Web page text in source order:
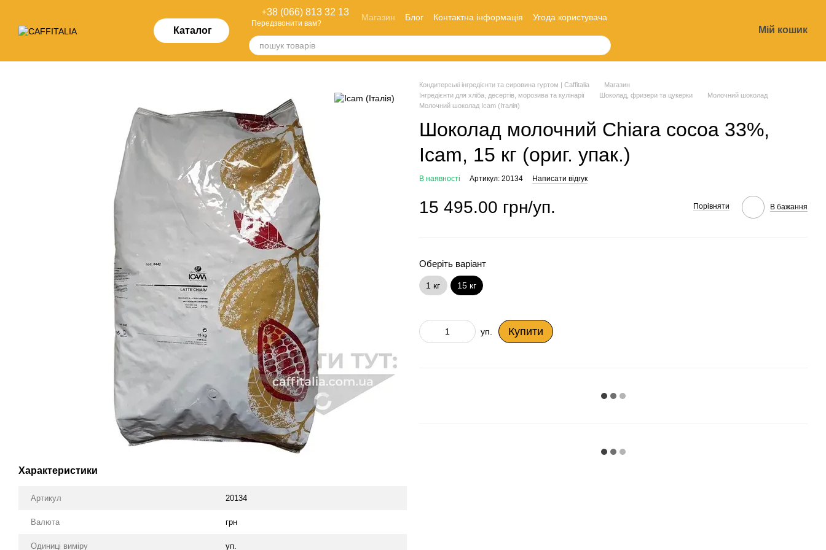
Каталог
+38 (066) 813 32 13
Передзвонити вам?
Магазин Блог Контактна інформація
Угода користувача
Мій кошик
Характеристики
Артикул 20134
Валюта грн
Одиниці виміру уп.
Кондитерські інгредієнти та сировина гуртом | Caffitalia
Магазин
Інгредієнти для хліба, десертів, морозива та кулінарії
Шоколад, фризери та цукерки
Молочний шоколад
Молочний шоколад Icam (Італія)
Шоколад молочний Chiara cocoa 33%,
Icam, 15 кг (ориг. упак.)
В наявності Артикул: 20134 Написати відгук
15 495.00 грн/уп. Порівняти В бажання
Оберіть варіант
1 кг 15 кг
уп. Купити